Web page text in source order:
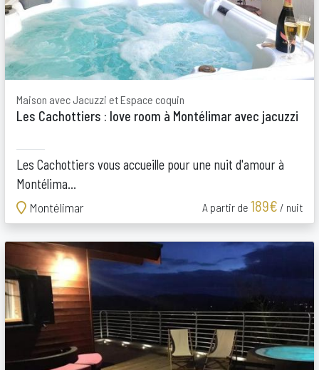
Maison avec Jacuzzi et Espace coquin
Les Cachottiers : love room à Montélimar avec jacuzzi
Les Cachottiers vous accueille pour une nuit d'amour à
Montélima...
Montélimar
A partir de 189€ / nuit